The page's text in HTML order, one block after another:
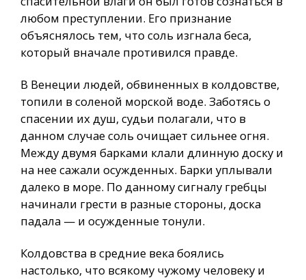
любом преступлении. Его признание
объяснялось тем, что соль изгнала беса,
который вначале противился правде.
В Венеции людей, обвиненных в колдовстве,
топили в соленой морской воде. Заботясь о
спасении их душ, судьи полагали, что в
данном случае соль очищает сильнее огня.
Между двумя барками клали длинную доску и
на нее сажали осужденных. Барки уплывали
далеко в море. По данному сигналу гребцы
начинали грести в разные стороны, доска
падала — и осужденные тонули.
Колдовства в средние века боялись
настолько, что всякому чужому человеку и